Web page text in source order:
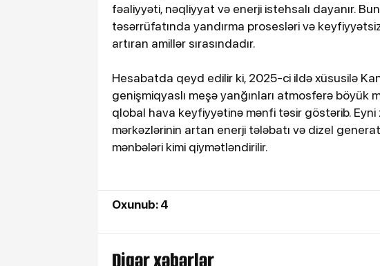
fəaliyyəti, nəqliyyat və enerji istehsalı dayanır.
təsərrüfatında yandırma prosesləri və
artıran amillər sırasındadır.
Hesabatda qeyd edilir ki, 2025-ci ildə xüsusilə
genişmiqyaslı meşə yanğınları atmosferə böyük
qlobal hava keyfiyyətinə mənfi təsir göstərib.
mərkəzlərinin artan enerji tələbatı və dizel
mənbələri kimi qiymətləndirilir.
Oxunub: 4
Digər xəbərlər